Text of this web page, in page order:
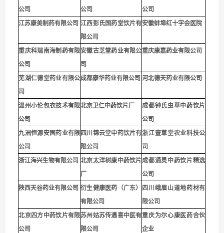
公司
公司
公司
江苏康美制药有限公司 江西彭氏国药堂饮片有
限公司
安徽蚌埠红十字会医院
重庆科瑞南海制药有限
公司
安徽古芝堂药业有限公
司
重庆康嘉药业有限公司
芜湖仁德堂药业有限公
司
成都康华药业有限公司 河北德天药业有限公司
温州小伦包衣技术有限
公司
北京卫仁中药饮片厂
成都钟氏虫草中药饮片
公司
九洲恒源安国药业有限
公司
四川锦云堂中药饮片有
限公司
浙江壹草堂农业科技公
司
浙江海兴生物有限公司 北京太洋树康中药饮片
厂
成都通灵中药饮片精选
公司
陕西天谷药业有限公司 衍生健康医药（广东）
有限公司
四川峨眉山道地药材有
限公司
北京四方中药饮片有限
公司
苏州姑苏传遇喜中医有
限公司
重庆为尔心康医药合伙
企业